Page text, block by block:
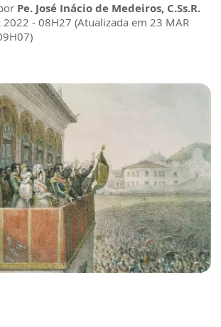
Pe. José Inácio de Medeiros, C.Ss.R.
2022 - 08H27 (Atualizada em 23 MAR